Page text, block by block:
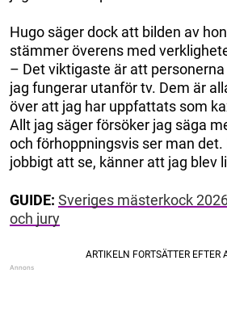
Hugo säger dock att bilden av
stämmer överens med
– Det viktigaste är att
jag fungerar utanför tv. Dem är
över att jag har uppfattats som
Allt jag säger försöker jag säga
och förhoppningsvis ser man
jobbigt att se, känner att jag blev
GUIDE: Sveriges mästerkock
och jury